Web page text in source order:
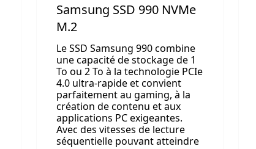
Samsung SSD 990 NVMe
M.2
Le SSD Samsung 990 combine
une capacité de stockage de 1
To ou 2 To à la technologie PCIe
4.0 ultra-rapide et convient
parfaitement au gaming, à la
création de contenu et aux
applications PC exigeantes.
Avec des vitesses de lecture
séquentielle pouvant atteindre